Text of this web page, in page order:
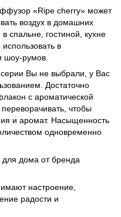
«Ripe cherry» может
воздух в домашних
спальне, гостиной, кухне
в
шоу-румов.
Вы не выбрали, у Вас
Достаточно
с ароматической
чтобы
и аромат. Насыщенность
одновременно
дома от бренда
настроение,
радости и